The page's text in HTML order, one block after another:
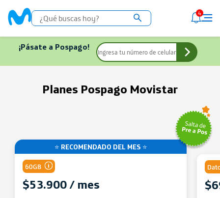
4
¡Pásate a Pospago!
Planes Pospago Movistar
⭐ RECOMENDADO DEL MES ⭐
60GB
$53.900 / mes